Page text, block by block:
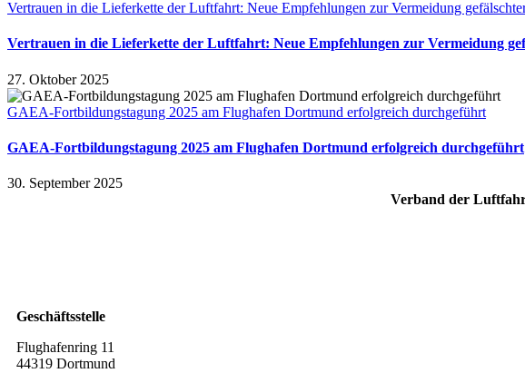
Vertrauen in die Lieferkette der Luftfahrt: Neue Empfehlungen zur Vermeidung
Vertrauen in die Lieferkette der Luftfahrt: Neue Empfehlungen zur Vermeidung
27. Oktober 2025
GAEA-Fortbildungstagung 2025 am Flughafen Dortmund erfolgreich durchgeführt
GAEA-Fortbildungstagung 2025 am Flughafen Dortmund erfolgreich durchgeführt
30. September 2025
Verband der
Geschäftsstelle
Flughafenring 11
44319 Dortmund